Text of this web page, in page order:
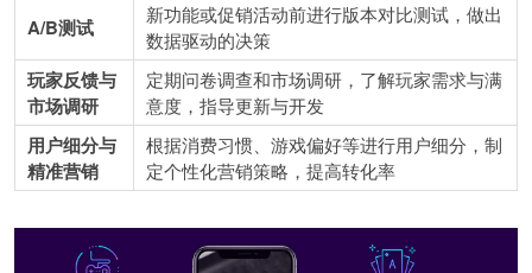
A/B测试
新功能或促销活动前进行版本对比测试，做出
数据驱动的决策
玩家反馈与
市场调研
定期问卷调查和市场调研，了解玩家需求与满
意度，指导更新与开发
用户细分与
精准营销
根据消费习惯、游戏偏好等进行用户细分，制
定个性化营销策略，提高转化率